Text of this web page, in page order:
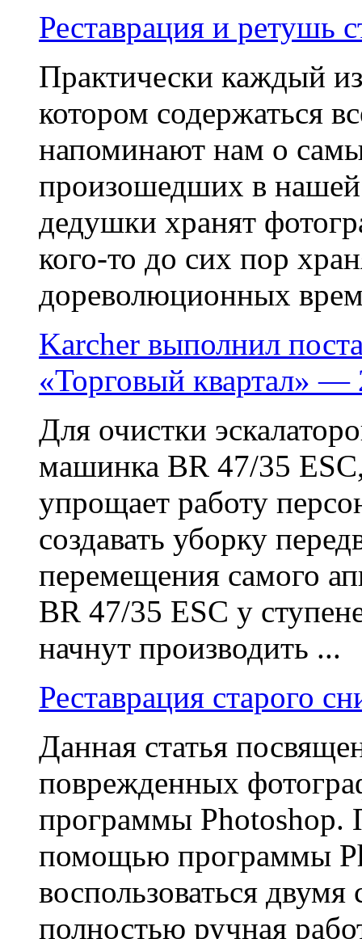
Реставрация и ретушь
Практически каждый
котором содержаться
напоминают нам о
произошедших в
дедушки хранят
кого-то до сих пор
дореволюционных
Karcher выполнил
«Торговый квартал» —
Для очистки
машинка BR 47/35
упрощает работу
создавать уборку
перемещения самого
BR 47/35 ESC у
начнут производить ...
Реставрация старого
Данная статья
поврежденных
программы Photoshop.
помощью программы
воспользоваться
полностью ручная